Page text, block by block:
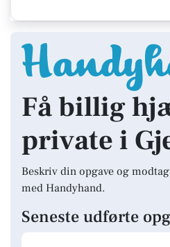
Få billig
private i
Beskriv din opgave og
med Handyhand.
Seneste udførte